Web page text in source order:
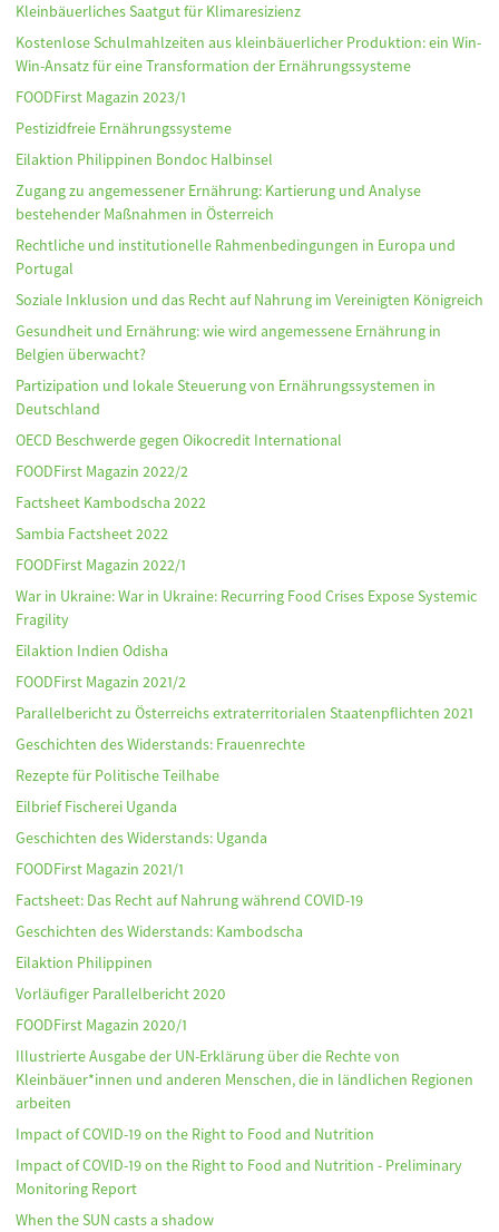
Kleinbäuerliches Saatgut für Klimaresizienz
Kostenlose Schulmahlzeiten aus kleinbäuerlicher Produktion: ein Win-
Win-Ansatz für eine Transformation der Ernährungssysteme
FOODFirst Magazin 2023/1
Pestizidfreie Ernährungssysteme
Eilaktion Philippinen Bondoc Halbinsel
Zugang zu angemessener Ernährung: Kartierung und Analyse
bestehender Maßnahmen in Österreich
Rechtliche und institutionelle Rahmenbedingungen in Europa und
Portugal
Soziale Inklusion und das Recht auf Nahrung im Vereinigten Königreich
Gesundheit und Ernährung: wie wird angemessene Ernährung in
Belgien überwacht?
Partizipation und lokale Steuerung von Ernährungssystemen in
Deutschland
OECD Beschwerde gegen Oikocredit International
FOODFirst Magazin 2022/2
Factsheet Kambodscha 2022
Sambia Factsheet 2022
FOODFirst Magazin 2022/1
War in Ukraine: War in Ukraine: Recurring Food Crises Expose Systemic
Fragility
Eilaktion Indien Odisha
FOODFirst Magazin 2021/2
Parallelbericht zu Österreichs extraterritorialen Staatenpflichten 2021
Geschichten des Widerstands: Frauenrechte
Rezepte für Politische Teilhabe
Eilbrief Fischerei Uganda
Geschichten des Widerstands: Uganda
FOODFirst Magazin 2021/1
Factsheet: Das Recht auf Nahrung während COVID-19
Geschichten des Widerstands: Kambodscha
Eilaktion Philippinen
Vorläufiger Parallelbericht 2020
FOODFirst Magazin 2020/1
Illustrierte Ausgabe der UN-Erklärung über die Rechte von
Kleinbäuer*innen und anderen Menschen, die in ländlichen Regionen
arbeiten
Impact of COVID-19 on the Right to Food and Nutrition
Impact of COVID-19 on the Right to Food and Nutrition - Preliminary
Monitoring Report
When the SUN casts a shadow